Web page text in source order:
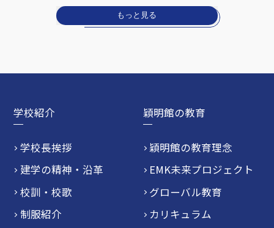
もっと見る
学校紹介
学校長挨拶
建学の精神・沿革
校訓・校歌
制服紹介
穎明館の教育
穎明館の教育理念
EMK未来プロジェクト
グローバル教育
カリキュラム